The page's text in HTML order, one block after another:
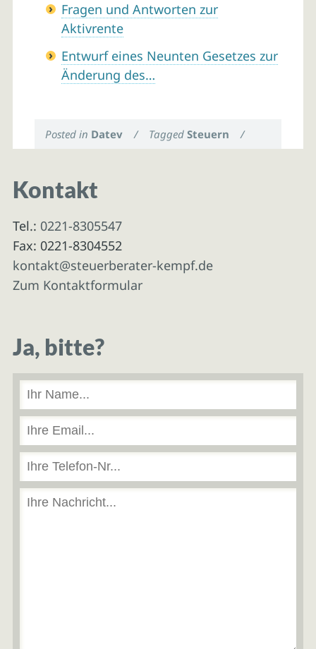
Fragen und Antworten zur
Aktivrente
Entwurf eines Neunten Gesetzes zur
Änderung des…
Posted in Datev / TaggedSteuern /
Kontakt
Tel.: 0221-8305547
Fax: 0221-8304552
kontakt@steuerberater-kempf.de
Zum Kontaktformular
Ja, bitte?